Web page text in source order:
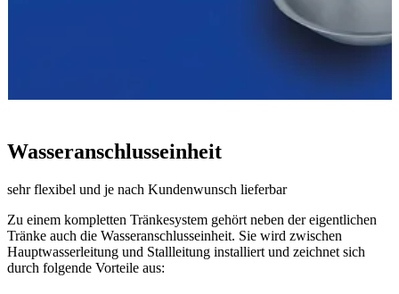
Wasseranschlusseinheit
sehr flexibel und je nach Kundenwunsch lieferbar
Zu einem kompletten Tränkesystem gehört neben der eigentlichen
Tränke auch die Wasseranschlusseinheit. Sie wird zwischen
Hauptwasserleitung und Stallleitung installiert und zeichnet sich
durch folgende Vorteile aus: